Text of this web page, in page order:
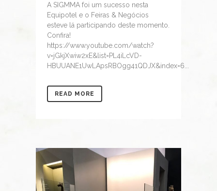
A SIGMMA foi um sucesso nesta
Equipotel e o Feiras & Negócios
esteve lá participando deste momento.
Confira!
https://www.youtube.com/watch?
v=jGkjXwiw2xE&list=PL4iLcVD-
HBUUANE1UwLApsRBOgg41QDJX&index=6...
READ MORE